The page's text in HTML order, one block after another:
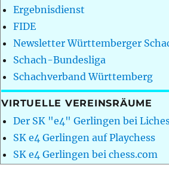
Ergebnisdienst
FIDE
Newsletter Württemberger
Schach-Bundesliga
Schachverband Württemberg
VIRTUELLE VEREINSRÄUME
Der SK "e4" Gerlingen bei
SK e4 Gerlingen auf Playchess
SK e4 Gerlingen bei chess.com